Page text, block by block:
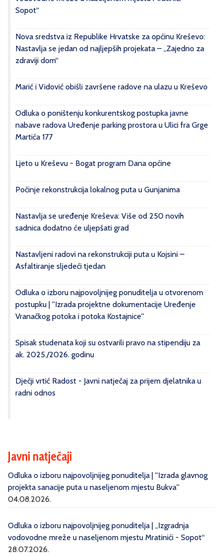
Sopot“
Nova sredstva iz Republike Hrvatske za općinu Kreševo:
Nastavlja se jedan od najljepših projekata – „Zajedno za
zdraviji dom“
Marić i Vidović obišli završene radove na ulazu u Kreševo
Odluka o poništenju konkurentskog postupka javne
nabave radova Uređenje parking prostora u Ulici fra Grge
Martića 177
Ljeto u Kreševu - Bogat program Dana općine
Počinje rekonstrukcija lokalnog puta u Gunjanima
Nastavlja se uređenje Kreševa: Više od 250 novih
sadnica dodatno će uljepšati grad
Nastavljeni radovi na rekonstrukciji puta u Kojsini –
Asfaltiranje sljedeći tjedan
Odluka o izboru najpovoljnijeg ponuditelja u otvorenom
postupku | ''Izrada projektne dokumentacije Uređenje
Vranačkog potoka i potoka Kostajnice''
Spisak studenata koji su ostvarili pravo na stipendiju za
ak. 2025./2026. godinu
Dječji vrtić Radost - Javni natječaj za prijem djelatnika u
radni odnos
Javni natječaji
Odluka o izboru najpovoljnijeg ponuditelja | ''Izrada glavnog
projekta sanacije puta u naseljenom mjestu Bukva''
04.08.2026.
Odluka o izboru najpovoljnijeg ponuditelja | „Izgradnja
vodovodne mreže u naseljenom mjestu Mratinići - Sopot“
28.07.2026.